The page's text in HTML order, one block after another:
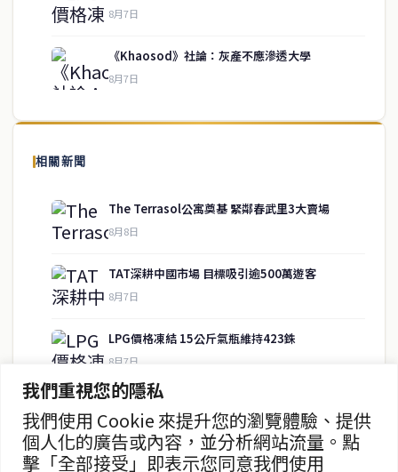
我們重視您的隱私
我們使用 Cookie 來提升您的瀏覽體驗、提供
個人化的廣告或內容，並分析網站流量。點
擊「全部接受」即表示您同意我們使用
8月7日
《Khaosod》社論：灰產不應滲透大學
8月7日
相關新聞
The Terrasol公寓奠基 緊鄰春武里3大賣場
8月8日
TAT深耕中國市場 目標吸引逾500萬遊客
8月7日
LPG價格凍結 15公斤氣瓶維持423銖
8月7日
泰緬商務論壇2026 目標120億美元
8月7日
政府儲蓄債券超額認購8.2倍
關於我們
泰國中文新聞（TCN）是一家總部設於曼谷的中文新聞媒體，致力於
供即時、客觀、多元的中文新聞內容。
房地產
聯絡資訊
歡迎來信洽詢合作事宜
service@thaichinesenews.com